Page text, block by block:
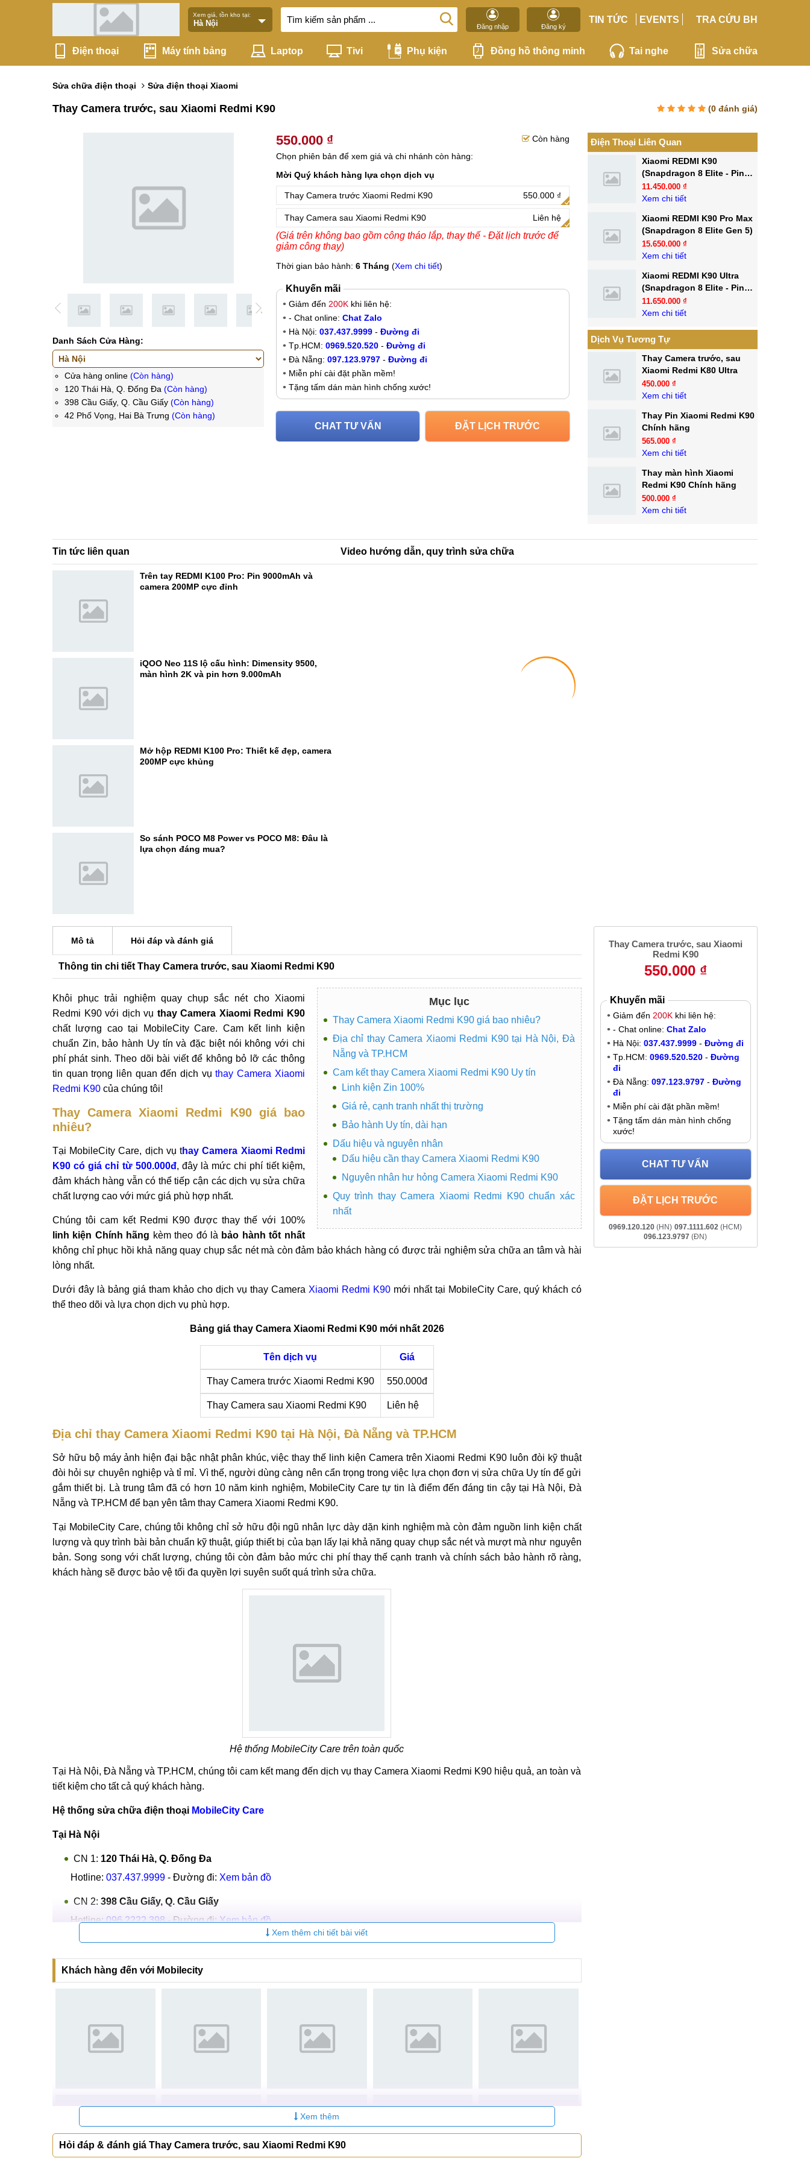
Xem giá, tồn kho tại:
Đăng nhập Đăng ký
TIN TỨC EVENTS TRA CỨU BH
Điện thoại Máy tính bảng Laptop Tivi Phụ kiện Đồng hồ thông minh Tai nghe Sửa chữa
Sửa chữa điện thoại Sửa điện thoại Xiaomi
Thay Camera trước, sau Xiaomi Redmi K90 (0 đánh giá)
Danh Sách Cửa Hàng:
Cửa hàng online (Còn hàng)
120 Thái Hà, Q. Đống Đa (Còn hàng)
398 Cầu Giấy, Q. Cầu Giấy (Còn hàng)
42 Phố Vọng, Hai Bà Trưng (Còn hàng)
550.000 ₫
Còn hàng
Chọn phiên bản để xem giá và chi nhánh còn hàng:
Mời Quý khách hàng lựa chọn dịch vụ
Thay Camera trước Xiaomi Redmi K90 550.000 ₫
Thay Camera sau Xiaomi Redmi K90 Liên hệ
(Giá trên không bao gồm công tháo lắp, thay thế - Đặt lịch trước để
giảm công thay)
Thời gian bảo hành: 6 Tháng (Xem chi tiết)
Khuyến mãi
Giảm đến 200K khi liên hệ:
- Chat online: Chat Zalo
Hà Nội: 037.437.9999 - Đường đi
Tp.HCM: 0969.520.520 - Đường đi
Đà Nẵng: 097.123.9797 - Đường đi
Miễn phí cài đặt phần mềm!
Tặng tấm dán màn hình chống xước!
CHAT TƯ VẤN ĐẶT LỊCH TRƯỚC
Điện Thoại Liên Quan
Xiaomi REDMI K90
(Snapdragon 8 Elite - Pin
7100mAh)
11.450.000 ₫
Xem chi tiết
Xiaomi REDMI K90 Pro Max
(Snapdragon 8 Elite Gen 5)
15.650.000 ₫
Xem chi tiết
Xiaomi REDMI K90 Ultra
(Snapdragon 8 Elite - Pin
8550mAh)
11.650.000 ₫
Xem chi tiết
Dịch Vụ Tương Tự
Thay Camera trước, sau
Xiaomi Redmi K80 Ultra
450.000 ₫
Xem chi tiết
Thay Pin Xiaomi Redmi K90
Chính hãng
565.000 ₫
Xem chi tiết
Thay màn hình Xiaomi
Redmi K90 Chính hãng
500.000 ₫
Xem chi tiết
Tin tức liên quan
Trên tay REDMI K100 Pro: Pin 9000mAh và
camera 200MP cực đỉnh
iQOO Neo 11S lộ cấu hình: Dimensity 9500,
màn hình 2K và pin hơn 9.000mAh
Mở hộp REDMI K100 Pro: Thiết kế đẹp, camera
200MP cực khủng
So sánh POCO M8 Power vs POCO M8: Đâu là
lựa chọn đáng mua?
Video hướng dẫn, quy trình sửa chữa
Mô tả Hỏi đáp và đánh giá
Thông tin chi tiết Thay Camera trước, sau Xiaomi Redmi K90
Mục lục
Thay Camera Xiaomi Redmi K90 giá bao nhiêu?
Địa chỉ thay Camera Xiaomi Redmi K90 tại Hà Nội, Đà
Nẵng và TP.HCM
Cam kết thay Camera Xiaomi Redmi K90 Uy tín
Linh kiện Zin 100%
Giá rẻ, cạnh tranh nhất thị trường
Bảo hành Uy tín, dài hạn
Dấu hiệu và nguyên nhân
Dấu hiệu cần thay Camera Xiaomi Redmi K90
Nguyên nhân hư hỏng Camera Xiaomi Redmi K90
Quy trình thay Camera Xiaomi Redmi K90 chuẩn xác
nhất
Khôi phục trải nghiệm quay chụp sắc nét cho Xiaomi
Redmi K90 với dịch vụ thay Camera Xiaomi Redmi K90
chất lượng cao tại MobileCity Care. Cam kết linh kiện
chuẩn Zin, bảo hành Uy tín và đặc biệt nói không với chi
phí phát sinh. Theo dõi bài viết để không bỏ lỡ các thông
tin quan trọng liên quan đến dịch vụthay Camera Xiaomi
Redmi K90 của chúng tôi!
Thay Camera Xiaomi Redmi K90 giá bao
nhiêu?
Tại MobileCity Care, dịch vụ thay Camera Xiaomi Redmi
K90 có giá chỉ từ 500.000đ, đây là mức chi phí tiết kiệm,
đảm khách hàng vẫn có thể tiếp cận các dịch vụ sửa chữa
chất lượng cao với mức giá phù hợp nhất.
Chúng tôi cam kết Redmi K90 được thay thế với 100%
linh kiện Chính hãng kèm theo đó là bảo hành tốt nhất
không chỉ phục hồi khả năng quay chụp sắc nét mà còn đảm bảo khách hàng có được trải nghiệm sửa chữa an tâm và hài
lòng nhất.
Dưới đây là bảng giá tham khảo cho dịch vụ thay Camera Xiaomi Redmi K90mới nhất tại MobileCity Care, quý khách có
thể theo dõi và lựa chọn dịch vụ phù hợp.
Bảng giá thay Camera Xiaomi Redmi K90 mới nhất 2026
Tên dịch vụ Giá
Thay Camera trước Xiaomi Redmi K90 550.000đ
Thay Camera sau Xiaomi Redmi K90 Liên hệ
Địa chỉ thay Camera Xiaomi Redmi K90 tại Hà Nội, Đà Nẵng và TP.HCM
Sở hữu bộ máy ảnh hiện đại bậc nhật phân khúc, việc thay thế linh kiện Camera trên Xiaomi Redmi K90 luôn đòi kỹ thuật
đòi hỏi sự chuyên nghiệp và tỉ mỉ. Vì thế, người dùng càng nên cẩn trọng trong việc lựa chọn đơn vị sửa chữa Uy tín để gửi
gắm thiết bị. Là trung tâm đã có hơn 10 năm kinh nghiệm, MobileCity Care tự tin là điểm đến đáng tin cậy tại Hà Nội, Đà
Nẵng và TP.HCM để bạn yên tâm thay Camera Xiaomi Redmi K90.
Tại MobileCity Care, chúng tôi không chỉ sở hữu đội ngũ nhân lực dày dặn kinh nghiệm mà còn đảm nguồn linh kiện chất
lượng và quy trình bài bản chuẩn kỹ thuật, giúp thiết bị của bạn lấy lại khả năng quay chụp sắc nét và mượt mà như nguyên
bản. Song song với chất lượng, chúng tôi còn đảm bảo mức chi phí thay thế cạnh tranh và chính sách bảo hành rõ ràng,
khách hàng sẽ được bảo vệ tối đa quyền lợi suyên suốt quá trình sửa chữa.
Hệ thống MobileCity Care trên toàn quốc
Tại Hà Nội, Đà Nẵng và TP.HCM, chúng tôi cam kết mang đến dịch vụ thay Camera Xiaomi Redmi K90 hiệu quả, an toàn và
tiết kiệm cho tất cả quý khách hàng.
Hệ thống sửa chữa điện thoại MobileCity Care
Tại Hà Nội
CN 1: 120 Thái Hà, Q. Đống Đa
Hotline: 037.437.9999 - Đường đi: Xem bản đồ
CN 2: 398 Cầu Giấy, Q. Cầu Giấy
Hotline:096.2222.398- Đường đi:Xem bản đồ
CN 3:42 Phố Vọng, Hai Bà Trưng
Tại TP Hồ Chí Minh
CN 4:123 Trần Quang Khải, Q1
Tại Đà Nẵng
Xem thêm chi tiết bài viết
Khách hàng đến với Mobilecity
Xem thêm
Hỏi đáp & đánh giá Thay Camera trước, sau Xiaomi Redmi K90
Thay Camera trước, sau Xiaomi
Redmi K90
550.000 ₫
Khuyến mãi
Giảm đến 200Kkhi liên hệ:
- Chat online: Chat Zalo
Hà Nội: 037.437.9999- Đường đi
Tp.HCM: 0969.520.520- Đường
đi
Đà Nẵng: 097.123.9797- Đường
đi
Miễn phí cài đặt phần mềm!
Tặng tấm dán màn hình chống
xước!
CHAT TƯ VẤN
ĐẶT LỊCH TRƯỚC
0969.120.120 (HN) 097.1111.602 (HCM)
096.123.9797 (ĐN)